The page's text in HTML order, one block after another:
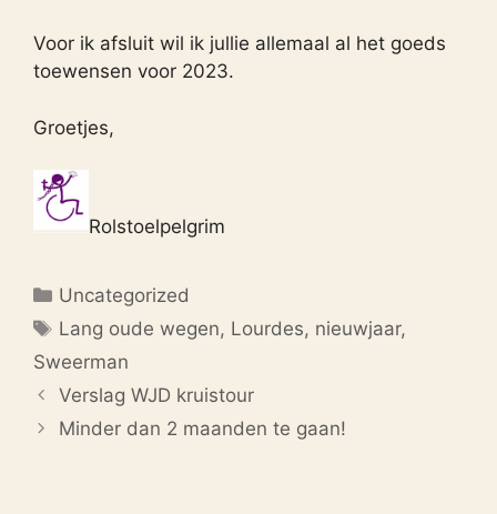
Voor ik afsluit wil ik jullie allemaal al het goeds
toewensen voor 2023.
Groetjes,
Rolstoelpelgrim
Categorieën
Uncategorized
Tags
Lang oude wegen, Lourdes, nieuwjaar,
Sweerman
Verslag WJD kruistour
Minder dan 2 maanden te gaan!